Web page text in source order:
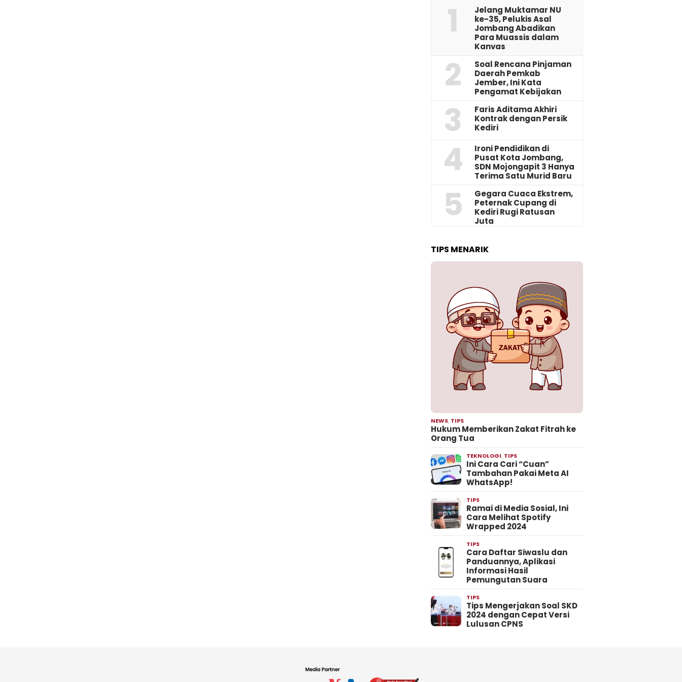
1
Jelang Muktamar NU
ke-35, Pelukis Asal
Jombang Abadikan
Para Muassis dalam
Kanvas
2
‎Soal Rencana Pinjaman
Daerah Pemkab
Jember, Ini Kata
Pengamat Kebijakan ‎
3
Faris Aditama Akhiri
Kontrak dengan Persik
Kediri
4
Ironi Pendidikan di
Pusat Kota Jombang,
SDN Mojongapit 3 Hanya
Terima Satu Murid Baru
5
‎Gegara Cuaca Ekstrem,
Peternak Cupang di
Kediri Rugi Ratusan
Juta
TIPS MENARIK
NEWS, TIPS
Hukum Memberikan Zakat Fitrah ke
Orang Tua
TEKNOLOGI, TIPS
Ini Cara Cari “Cuan”
Tambahan Pakai Meta AI
WhatsApp!
TIPS
Ramai di Media Sosial, Ini
Cara Melihat Spotify
Wrapped 2024
TIPS
Cara Daftar Siwaslu dan
Panduannya, Aplikasi
Informasi Hasil
Pemungutan Suara
TIPS
Tips Mengerjakan Soal SKD
2024 dengan Cepat Versi
Lulusan CPNS